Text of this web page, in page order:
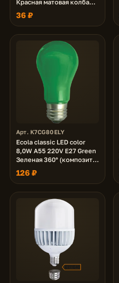
Красная матовая колба
82x37
36 ₽
Арт. K7CG80ELY
Ecola classic LED color
8,0W A55 220V E27 Green
Зеленая 360° (композит)
108x55
126 ₽